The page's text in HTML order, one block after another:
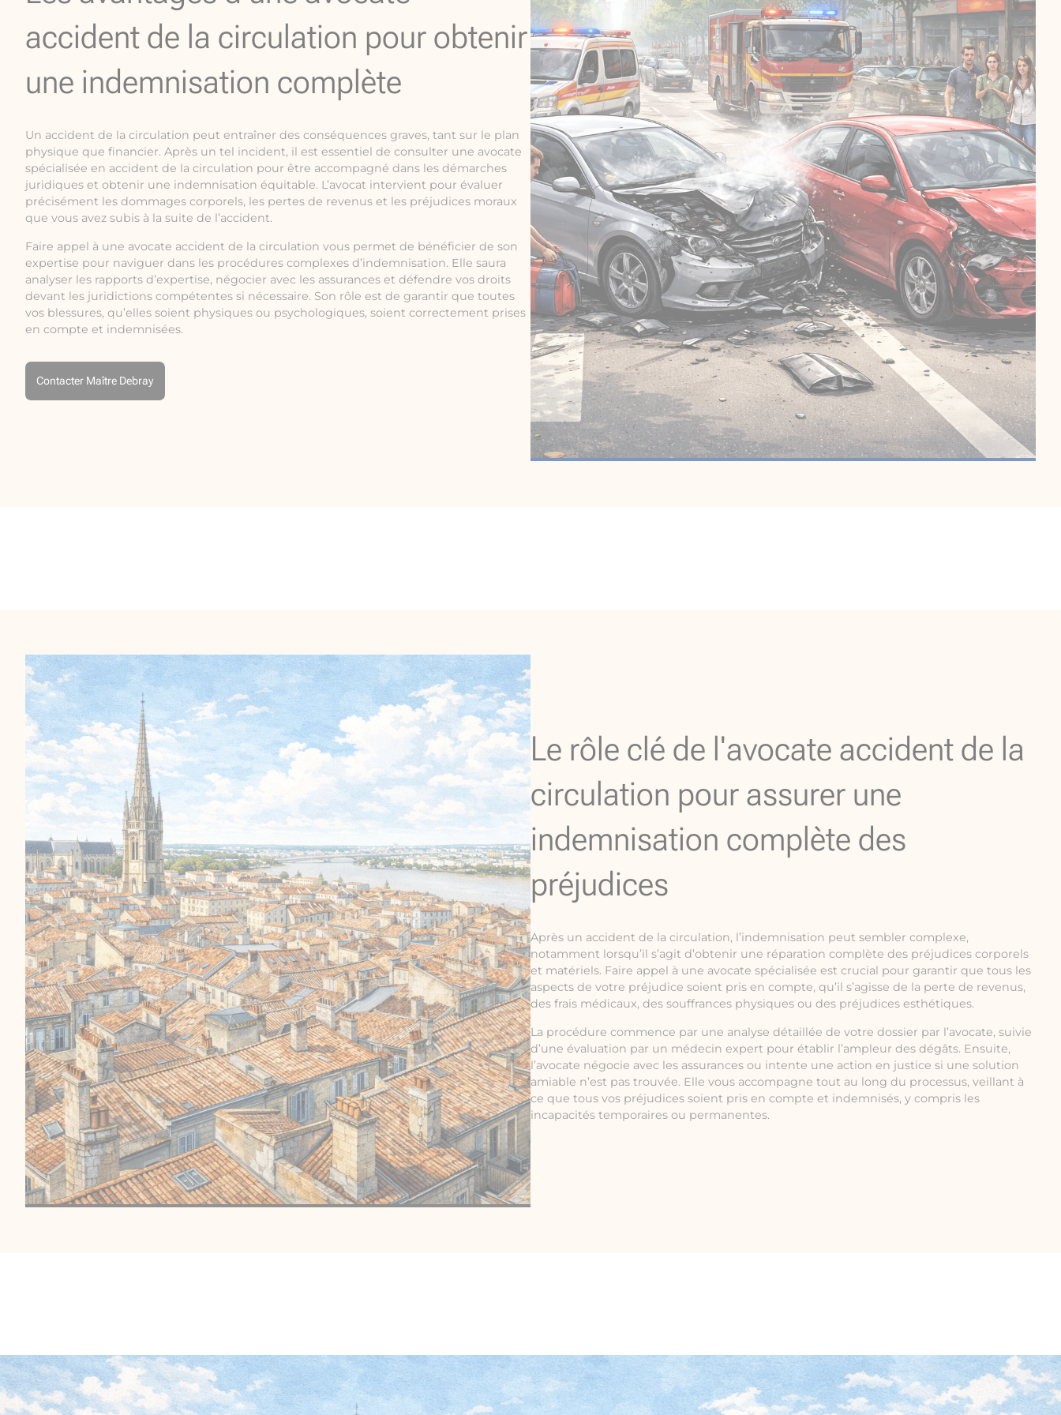
accident de la circulation pour obtenir
une indemnisation complète
Un accident de la circulation peut entraîner des conséquences graves, tant sur le plan
physique que financier. Après un tel incident, il est essentiel de consulter une avocate
spécialisée en accident de la circulation pour être accompagné dans les démarches
juridiques et obtenir une indemnisation équitable. L’avocat intervient pour évaluer
précisément les dommages corporels, les pertes de revenus et les préjudices moraux
que vous avez subis à la suite de l’accident.
Faire appel à une avocate accident de la circulation vous permet de bénéficier de son
expertise pour naviguer dans les procédures complexes d’indemnisation. Elle saura
analyser les rapports d’expertise, négocier avec les assurances et défendre vos droits
devant les juridictions compétentes si nécessaire. Son rôle est de garantir que toutes
vos blessures, qu’elles soient physiques ou psychologiques, soient correctement prises
en compte et indemnisées.
Contacter Maître Debray
Le rôle clé de l'avocate accident de la
circulation pour assurer une
indemnisation complète des
préjudices
Après un accident de la circulation, l’indemnisation peut sembler complexe,
notamment lorsqu’il s’agit d’obtenir une réparation complète des préjudices corporels
et matériels. Faire appel à une avocate spécialisée est crucial pour garantir que tous les
aspects de votre préjudice soient pris en compte, qu’il s’agisse de la perte de revenus,
des frais médicaux, des souffrances physiques ou des préjudices esthétiques.
La procédure commence par une analyse détaillée de votre dossier par l’avocate, suivie
d’une évaluation par un médecin expert pour établir l’ampleur des dégâts. Ensuite,
l’avocate négocie avec les assurances ou intente une action en justice si une solution
amiable n’est pas trouvée. Elle vous accompagne tout au long du processus, veillant à
ce que tous vos préjudices soient pris en compte et indemnisés, y compris les
incapacités temporaires ou permanentes.